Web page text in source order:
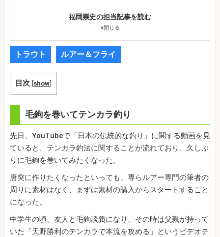
福岡崇史の担当記事を読む
×閉じる
トラウト ルアー＆フライ
目次 [show]
毛鉤を巻いてテンカラ釣り
先日、YouTubeで「日本の伝統的な釣り」に関する動画を見
ていると、テンカラ釣法に関することが流れており、久しぶ
りに毛鉤を巻いてみたくなった。
唐突に作りたくなったといっても、専らルアー専門の筆者の
周りに素材はなく、まずは素材の購入からスタートすること
になった。
中学生の頃、友人と毛鉤談義になり、その時は父親が持って
いた「天野勝利のテンカラで本流を攻める」というビデオテ